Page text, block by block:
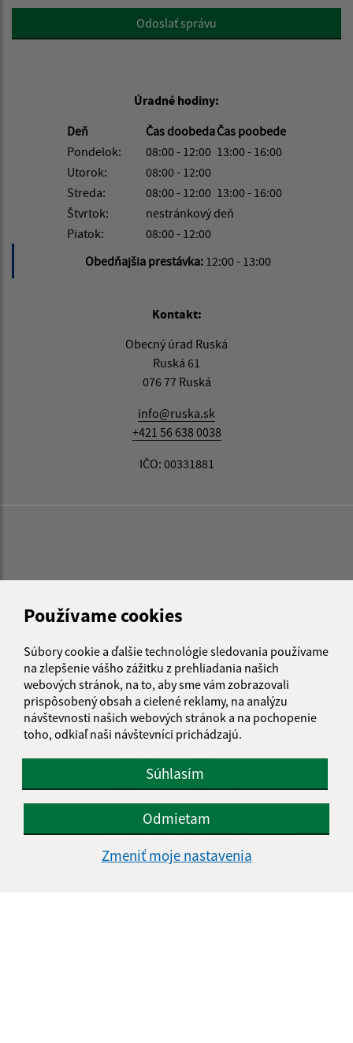
Používame cookies
Súbory cookie a ďalšie technológie sledovania používame
na zlepšenie vášho zážitku z prehliadania našich
webových stránok, na to, aby sme vám zobrazovali
prispôsobený obsah a cielené reklamy, na analýzu
návštevnosti našich webových stránok a na pochopenie
toho, odkiaľ naši návštevníci prichádzajú.
Súhlasím
Odmietam
Zmeniť moje nastavenia
Google reCaptcha ResponseOdoslať správu
Úradné hodiny:
Deň
Čas doobedaČas poobede
Pondelok:
08:00 - 12:00 13:00 - 16:00
Utorok:
08:00 - 12:00
Streda:
08:00 - 12:00 13:00 - 16:00
Štvrtok:
nestránkový deň
Piatok:
08:00 - 12:00
Obedňajšia prestávka: 12:00 - 13:00
Kontakt:
Obecný úrad Ruská
Ruská 61
076 77 Ruská
info@ruska.sk
+421 56 638 0038
IČO: 00331881
Informácie o stránke:
Vyhlásenie o prístupnosti
Autorské práva
Ochrana osobných údajov
Navigácia: